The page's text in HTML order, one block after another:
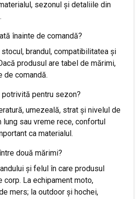
sezonul și detaliile din
înainte de comandă?
brandul, compatibilitatea și
produsul are tabel de mărimi,
de comandă.
potrivită pentru sezon?
umezeală, strat și nivelul de
sau vreme rece, confortul
ca materialul.
două mărimi?
și felul în care produsul
corp. La echipament moto,
mers; la outdoor și hochei,